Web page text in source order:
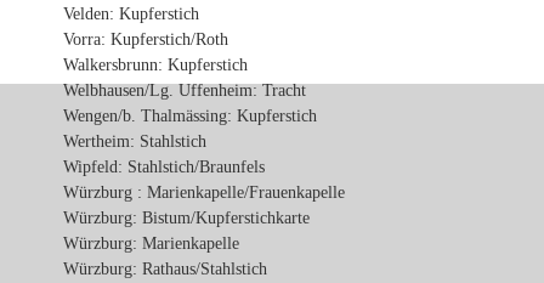
Velden: Kupferstich
Vorra: Kupferstich/Roth
Walkersbrunn: Kupferstich
Welbhausen/Lg. Uffenheim: Tracht
Wengen/b. Thalmässing: Kupferstich
Wertheim: Stahlstich
Wipfeld: Stahlstich/Braunfels
Würzburg : Marienkapelle/Frauenkapelle
Würzburg: Bistum/Kupferstichkarte
Würzburg: Marienkapelle
Würzburg: Rathaus/Stahlstich